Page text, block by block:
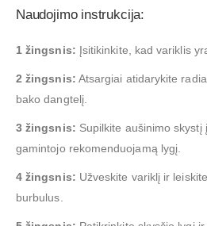
Naudojimo instrukcija:
1 žingsnis: Įsitikinkite, kad variklis
2 žingsnis: Atsargiai atidarykite
bako dangtelį.
3 žingsnis: Supilkite aušinimo
gamintojo rekomenduojamą lygį.
4 žingsnis: Užveskite variklį ir
burbulus.